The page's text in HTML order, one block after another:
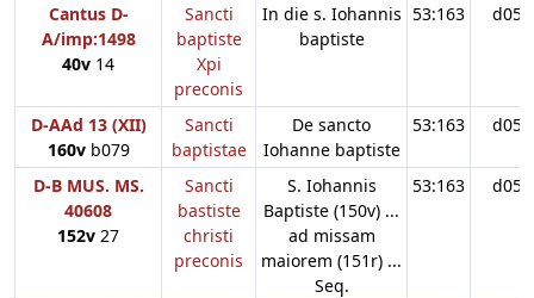
Cantus D-
A/imp:1498
40v 14
Sancti
baptiste
Xpi
preconis
In die s. Iohannis
baptiste
53:163 d05
D-AAd 13 (XII)
160vb079
Sancti
baptistae
De sancto
Iohanne baptiste
53:163 d05
D-B MUS. MS.
40608
152v 27
Sancti
bastiste
christi
preconis
S. Iohannis
Baptiste (150v) ...
ad missam
maiorem (151r) ...
Seq.
53:163 d05